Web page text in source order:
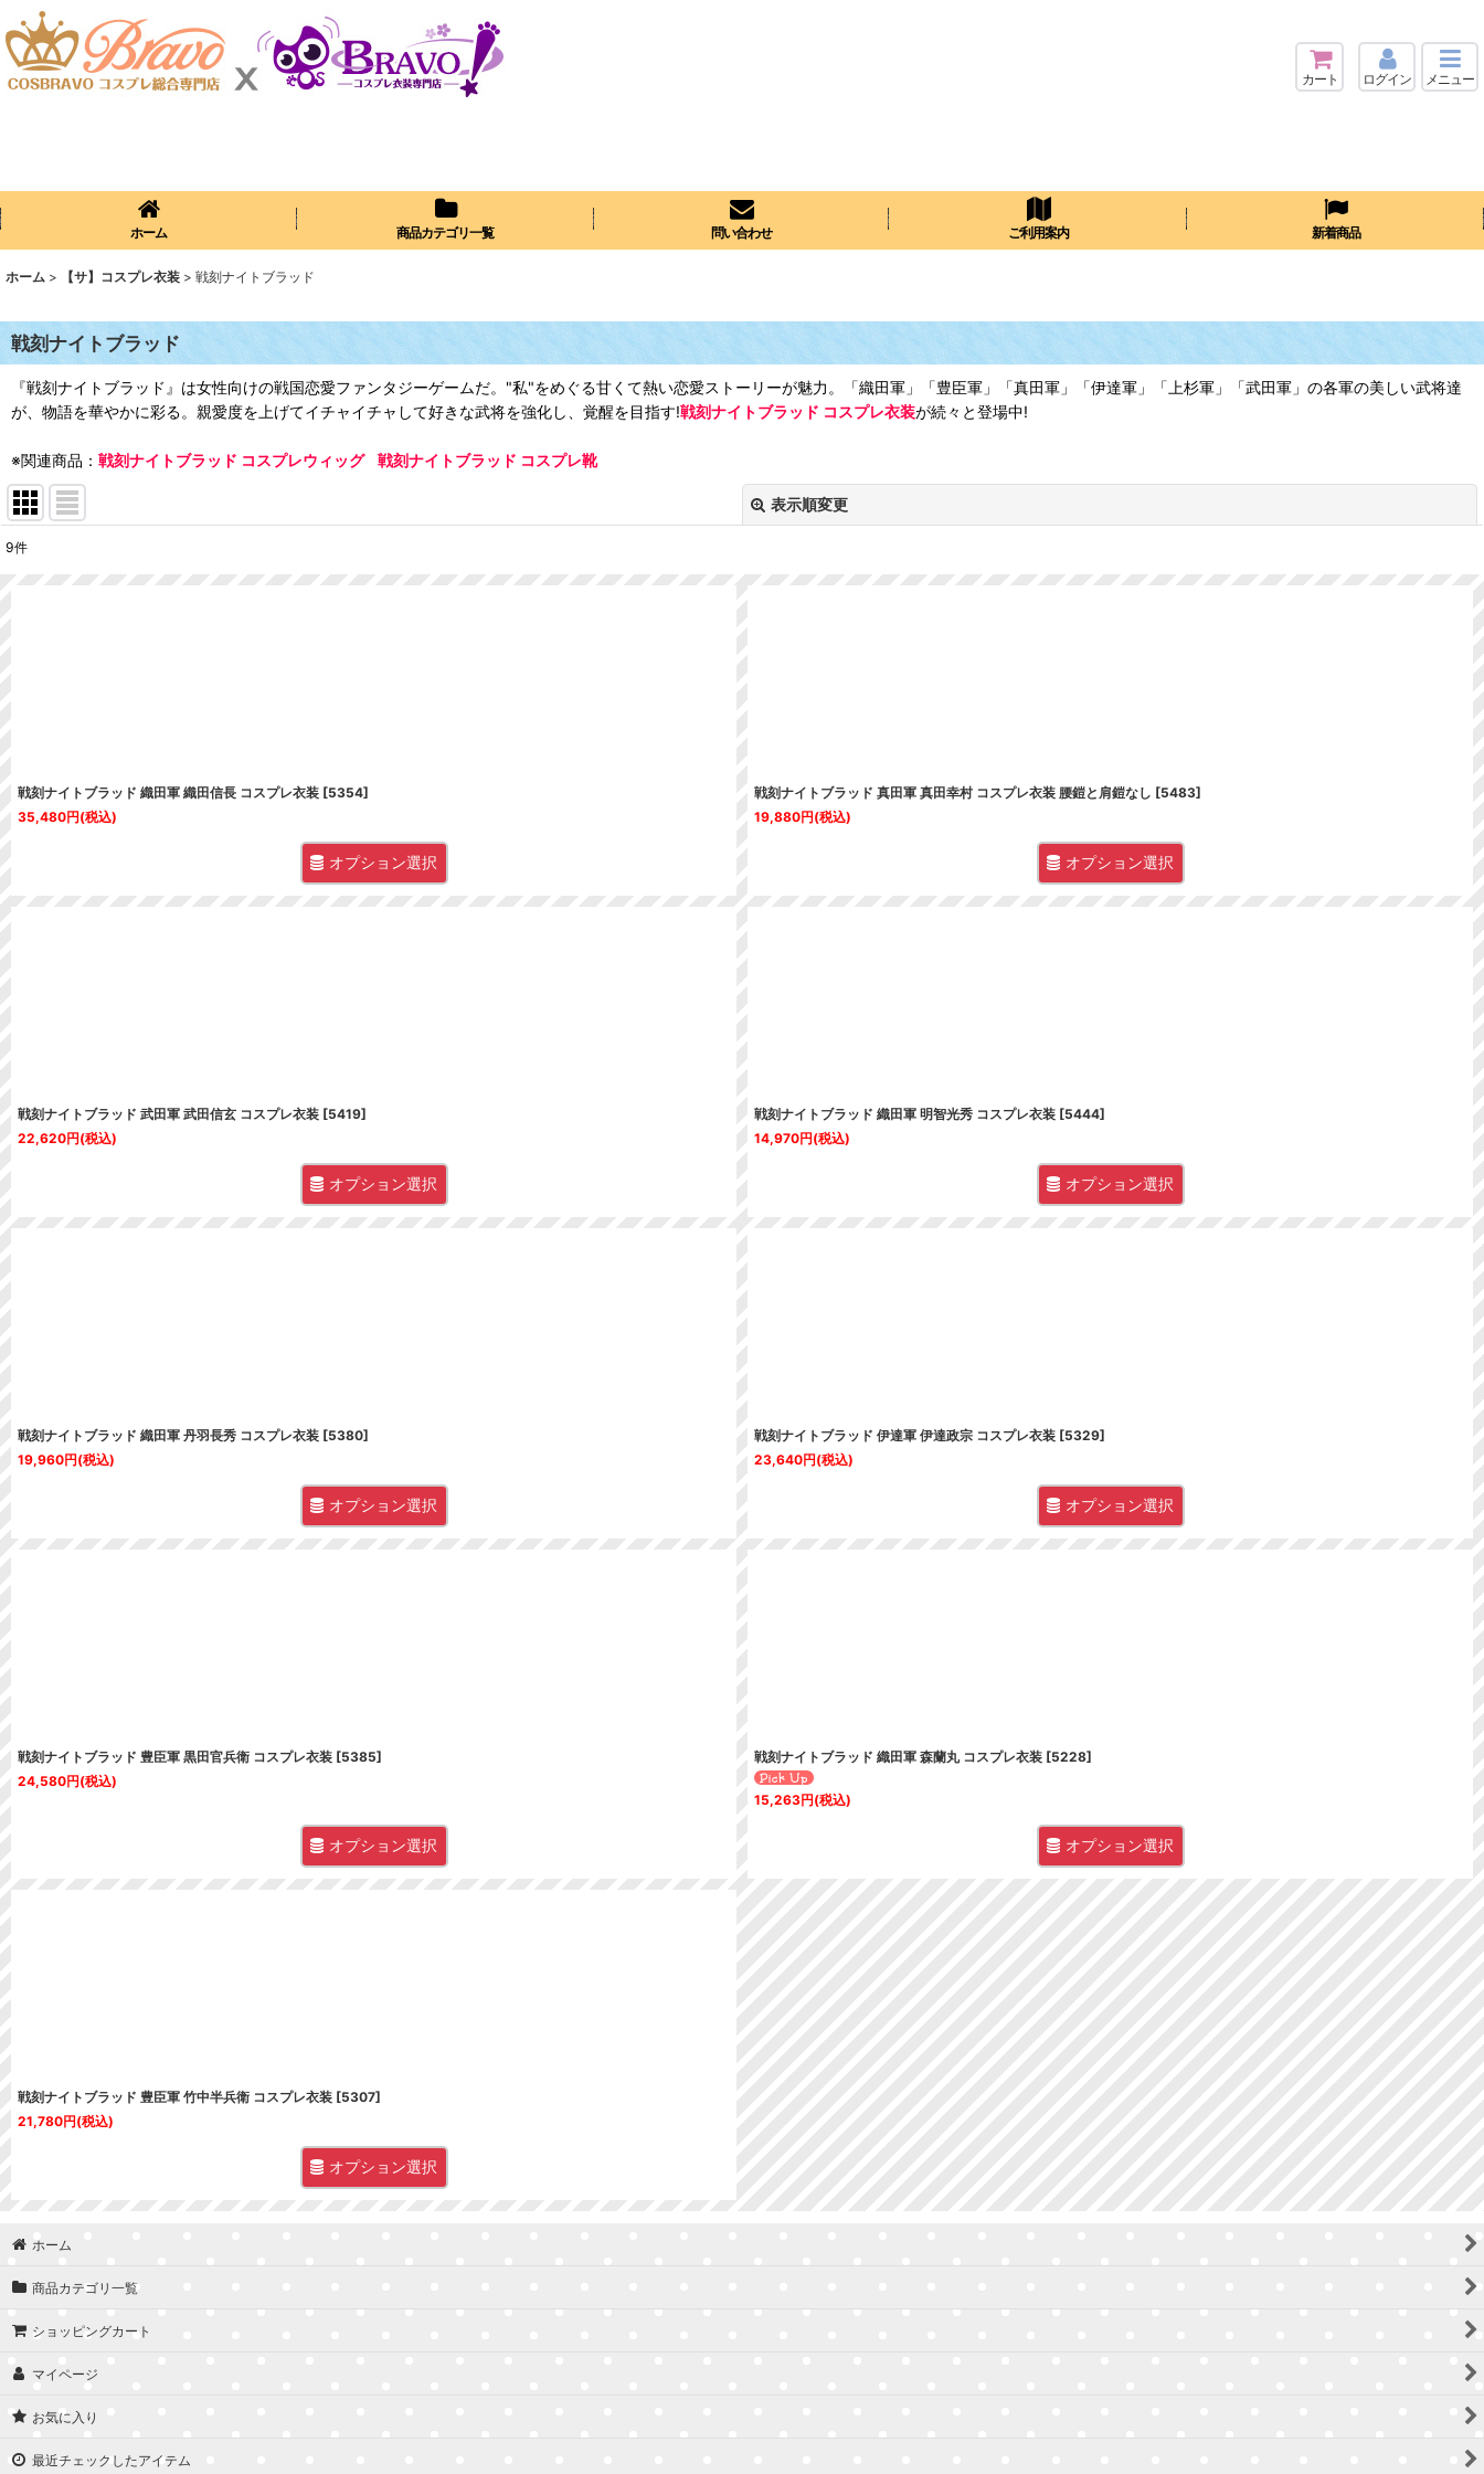
カート ログイン メニュー
ホーム 商品カテゴリ一覧 問い合わせ ご利用案内 新着商品
ホーム > 【サ】コスプレ衣装 > 戦刻ナイトブラッド
戦刻ナイトブラッド
『戦刻ナイトブラッド』は女性向けの戦国恋愛ファンタジーゲームだ。"私"をめぐる甘くて熱い恋愛ストーリーが魅力。「織田軍」「豊臣軍」「真田軍」「伊達軍」「上杉軍」「武田軍」の各軍の美しい武将達
が、物語を華やかに彩る。親愛度を上げてイチャイチャして好きな武将を強化し、覚醒を目指す!戦刻ナイトブラッド コスプレ衣装が続々と登場中!
※関連商品： 戦刻ナイトブラッド コスプレウィッグ 戦刻ナイトブラッド コスプレ靴
表示順変更
9件
戦刻ナイトブラッド 織田軍 織田信長 コスプレ衣装 [5354]
35,480円(税込)
オプション選択
戦刻ナイトブラッド 真田軍 真田幸村 コスプレ衣装 腰鎧と肩鎧なし [5483]
19,880円(税込)
オプション選択
戦刻ナイトブラッド 武田軍 武田信玄 コスプレ衣装 [5419]
22,620円(税込)
オプション選択
戦刻ナイトブラッド 織田軍 明智光秀 コスプレ衣装 [5444]
14,970円(税込)
オプション選択
戦刻ナイトブラッド 織田軍 丹羽長秀 コスプレ衣装 [5380]
19,960円(税込)
オプション選択
戦刻ナイトブラッド 伊達軍 伊達政宗 コスプレ衣装 [5329]
23,640円(税込)
オプション選択
戦刻ナイトブラッド 豊臣軍 黒田官兵衛 コスプレ衣装 [5385]
24,580円(税込)
オプション選択
戦刻ナイトブラッド 織田軍 森蘭丸 コスプレ衣装 [5228]
15,263円(税込)
オプション選択
戦刻ナイトブラッド 豊臣軍 竹中半兵衛 コスプレ衣装 [5307]
21,780円(税込)
オプション選択
ホーム
商品カテゴリ一覧
ショッピングカート
マイページ
お気に入り
最近チェックしたアイテム